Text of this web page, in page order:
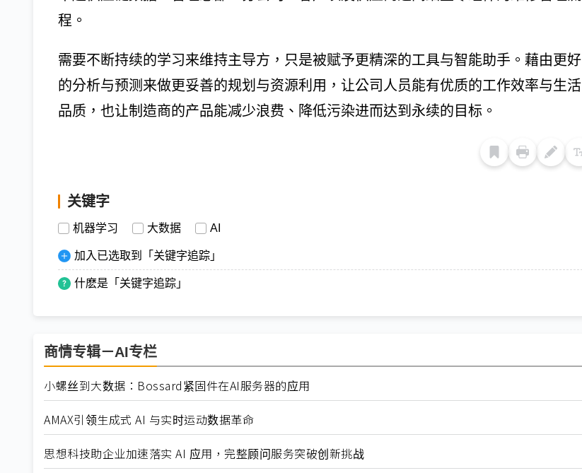
程。
需要不断持续的学习来维持主导方，只是被赋予更精深的工具与智能助手。藉由更好
的分析与预测来做更妥善的规划与资源利用，让公司人员能有优质的工作效率与生活
品质，也让制造商的产品能减少浪费、降低污染进而达到永续的目标。
关键字
机器学习 大数据 AI
加入已选取到「关键字追踪」
什麽是「关键字追踪」
商情专辑－AI专栏
小螺丝到大数据：Bossard紧固件在AI服务器的应用
AMAX引领生成式 AI 与实时运动数据革命
思想科技助企业加速落实 AI 应用，完整顾问服务突破创新挑战